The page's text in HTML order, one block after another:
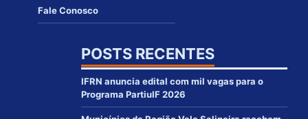
Fale Conosco
POSTS RECENTES
IFRN anuncia edital com mil vagas para o
Programa PartiuIF 2026